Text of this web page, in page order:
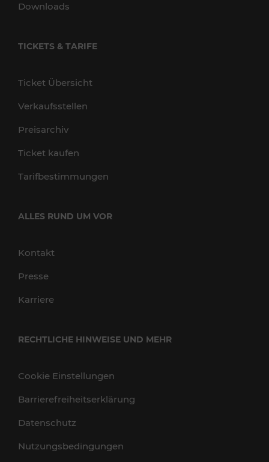
Downloads
TICKETS & TARIFE
Ticket Übersicht
Verkaufsstellen
Preisarchiv
Ticket kaufen
Tarifbestimmungen
ALLES RUND UM VOR
Kontakt
Presse
Karriere
RECHTLICHE HINWEISE UND MEHR
Cookie Einstellungen
Barrierefreiheitserklärung
Datenschutz
Nutzungsbedingungen